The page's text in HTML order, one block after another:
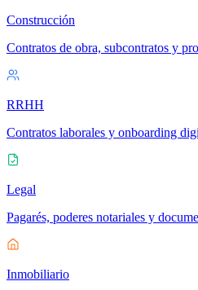
Construcción
Contratos de obra, subcontratos y
RRHH
Contratos laborales y onboarding
Legal
Pagarés, poderes notariales y
Inmobiliario